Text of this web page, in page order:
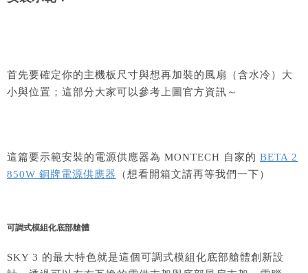
首先要確定你的主機板尺寸與想再加裝的風扇（含水冷）大
小與位置；這部分大家可以參考上圖官方資訊～
這篇要示範安裝的電源供應器為 MONTECH 自家的 BETA 2
850W 銅牌電源供應器
（想看開箱文請再等我們一下）
可調式模組化底部艙體
SKY 3 的最大特色就是這個可調式模組化底部艙體創新設